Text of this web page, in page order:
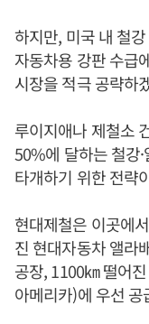
하지만, 미국 내 철
자동차용 강판 수급
시장을 적극 공략하
루이지애나 제철소
50%에 달하는 철강
타개하기 위한 전략
현대제철은 이곳에
진 현대자동차 앨라
공장, 1100㎞ 떨어
아메리카)에 우선